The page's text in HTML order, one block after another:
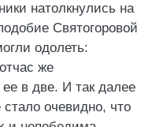
натолкнулись на
Святогоровой
одолеть:
же
в две. И так далее
очевидно, что